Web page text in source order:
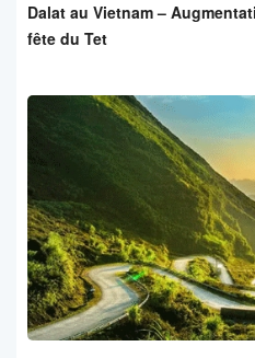
Dalat au Vietnam –
fête du Tet